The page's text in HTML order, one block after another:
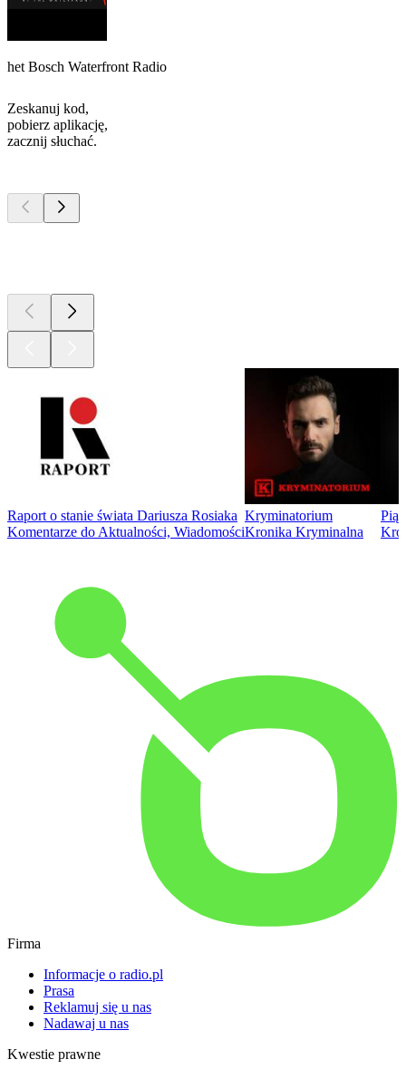
het Bosch Waterfront Radio
Zeskanuj kod,
pobierz aplikację,
zacznij słuchać.
Raport o stanie świata Dariusza Rosiaka
Komentarze do Aktualności, Wiadomości
Kryminatorium
Kronika Kryminalna
Firma
Informacje o radio.pl
Prasa
Reklamuj się u nas
Nadawaj u nas
Kwestie prawne